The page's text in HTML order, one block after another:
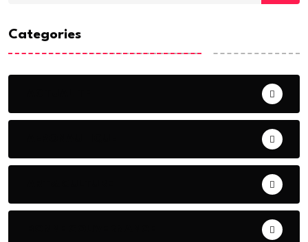
Categories